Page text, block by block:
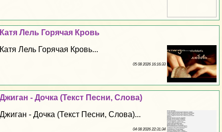
Катя Лель Горячая Кровь
Катя Лель Горячая Кровь...
05 08 2026 16:16:33
Джиган - Дочка (Текст Песни, Слова)
Джиган - Дочка (Текст Песни, Слова)...
04 08 2026 22:31:34